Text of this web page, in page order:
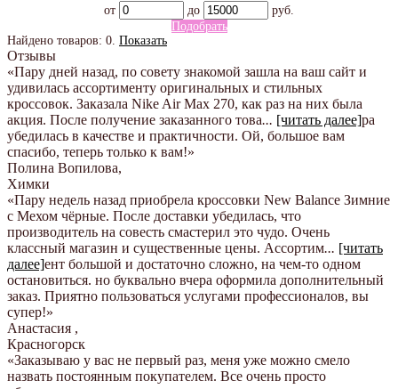
от до
руб.
Подобрать
Найдено товаров: 0. Показать
Отзывы
«Пару дней назад, по совету знакомой зашла на ваш сайт и
удивилась ассортименту оригинальных и стильных
кроссовок. Заказала Nike Air Max 270, как раз на них была
акция. После получение заказанного това... [читать далее]ра
убедилась в качестве и практичности. Ой, большое вам
спасибо, теперь только к вам!»
Полина Вопилова,
Химки
«Пару недель назад приобрела кроссовки New Balance Зимние
с Мехом чёрные. После доставки убедилась, что
производитель на совесть смастерил это чудо. Очень
классный магазин и существенные цены. Ассортим... [читать
далее]ент большой и достаточно сложно, на чем-то одном
остановиться. но буквально вчера оформила дополнительный
заказ. Приятно пользоваться услугами профессионалов, вы
супер!»
Анастасия ,
Красногорск
«Заказываю у вас не первый раз, меня уже можно смело
назвать постоянным покупателем. Все очень просто